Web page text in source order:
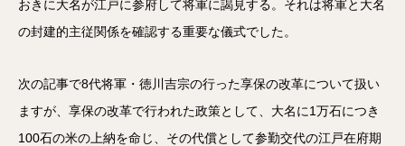
おきに大名が江戸に参府して将軍に謁見する。それは将軍と大名
の封建的主従関係を確認する重要な儀式でした。
次の記事で8代将軍・徳川吉宗の行った享保の改革について扱い
ますが、享保の改革で行われた政策として、大名に1万石につき
100石の米の上納を命じ、その代償として参勤交代の江戸在府期